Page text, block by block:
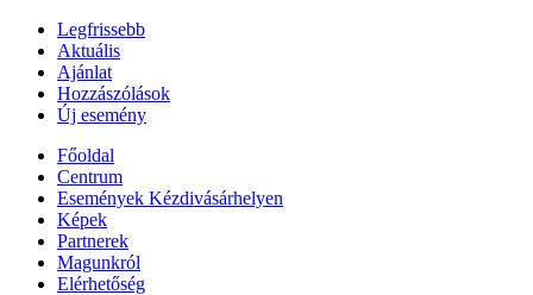
Legfrissebb
Aktuális
Ajánlat
Hozzászólások
Új esemény
Főoldal
Centrum
Események Kézdivásárhelyen
Képek
Partnerek
Magunkról
Elérhetőség